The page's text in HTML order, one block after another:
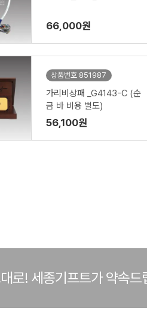
66,000원
상품번호 851987
가리비상패 _G4143-C (순
금 바 비용 별도)
56,100원
로! 세종기프트가 약속드